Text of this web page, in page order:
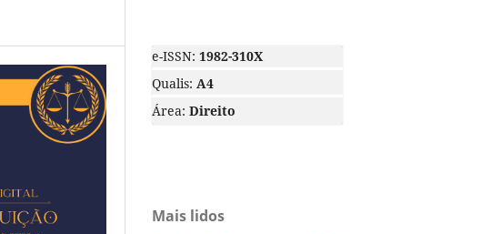
e-ISSN: 1982-310X
Qualis: A4
Área: Direito
Mais lidos